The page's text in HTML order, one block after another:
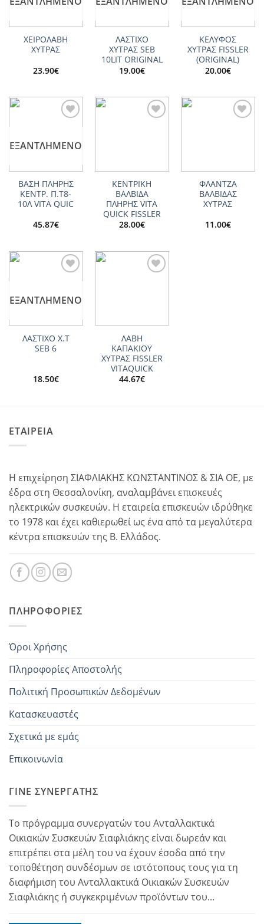
ΧΕΙΡΟΛΑΒΗ
ΧΥΤΡΑΣ
23.90€
ΛΑΣΤΙΧΟ
ΧΥΤΡΑΣ SEΒ
10LIT ORIGINAL
19.00€
ΚΕΛΥΦΟΣ
ΧΥΤΡΑΣ FISSLER
(ORIGINAL)
20.00€
ΕΞΑΝΤΛΗΜΈΝΟ
ΒΑΣΗ ΠΛΗΡΗΣ
ΚΕΝΤΡ. Π.Τ8-
10Λ VITA QUIC
45.87€
ΚΕΝΤΡΙΚΗ
ΒΑΛΒΙΔΑ
ΠΛΗΡΗΣ VITA
QUICK FISSLER
28.00€
ΦΛΑΝΤΖΑ
ΒΑΛΒΙΔΑΣ
ΧΥΤΡΑΣ
11.00€
ΕΞΑΝΤΛΗΜΈΝΟ
ΛΑΣΤΙΧΟ X.T
SΕΒ 6
18.50€
ΛΑΒΗ
ΚΑΠΑΚΙΟΥ
ΧΥΤΡΑΣ FISSLER
VITAQUICK
44.67€
ΕΤΑΙΡΕΙΑ
Η επιχείρηση ΣΙΑΦΛΙΑΚΗΣ ΚΩΝΣΤΑΝΤΙΝΟΣ & ΣΙΑ ΟΕ, με
έδρα στη Θεσσαλονίκη, αναλαμβάνει επισκευές
ηλεκτρικών συσκευών. Η εταιρεία επισκευών ιδρύθηκε
το 1978 και έχει καθιερωθεί ως ένα από τα μεγαλύτερα
κέντρα επισκευών της Β. Ελλάδος.
ΠΛΗΡΟΦΟΡΊΕΣ
Όροι Χρήσης
Πληροφορίες Αποστολής
Πολιτική Προσωπικών Δεδομένων
Κατασκευαστές
Σχετικά με εμάς
Επικοινωνία
ΓΊΝΕ ΣΥΝΕΡΓΆΤΗΣ
Το πρόγραμμα συνεργατών του Ανταλλακτικά
Οικιακών Συσκευών Σιαφλιάκης είναι δωρεάν και
επιτρέπει στα μέλη του να έχουν έσοδα από την
τοποθέτηση συνδέσμων σε ιστότοπους τους για τη
διαφήμιση του Ανταλλακτικά Οικιακών Συσκευών
Σιαφλιάκης ή συγκεκριμένων προϊόντων του...